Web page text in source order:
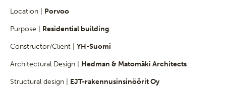
Location | Porvoo
Purpose | Residential building
Constructor/Client | YH-Suomi
Architectural Design | Hedman & Matomäki Architects
Structural design | EJT-rakennusinsinöörit Oy